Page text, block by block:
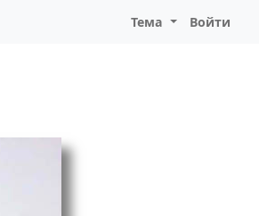
Тема Войти